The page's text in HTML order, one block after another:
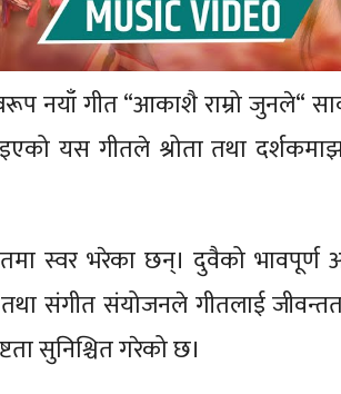
नयाँ गीत “आकाशै राम्रो जुनले“
यस गीतले श्रोता तथा
स्वर भरेका छन्। दुवैको
संगीत संयोजनले गीतलाई
सुनिश्चित गरेको छ।